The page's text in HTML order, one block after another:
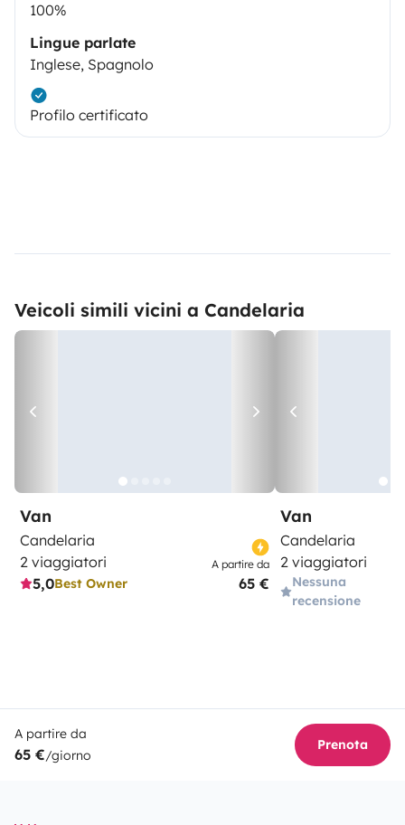
100%
Lingue parlate
Inglese, Spagnolo
Profilo certificato
Veicoli simili vicini a Candelaria
Van
Candelaria
2 viaggiatori
5,0Best Owner
A partire da
65 €
Van
Candelaria
2 viaggiatori
Nessuna
recensione
A partire da
65 €/giorno
Prenota